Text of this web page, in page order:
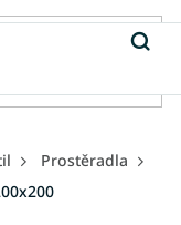
Prostěradla